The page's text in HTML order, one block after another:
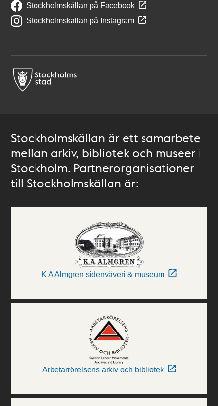
Stockholmskällan på Facebook
Stockholmskällan på Instagram
Stockholmskällan är ett samarbete
mellan arkiv, bibliotek och museer i
Stockholm. Partnerorganisationer
till Stockholmskällan är:
K A Almgren sidenväveri & museum
Arbetarrörelsens arkiv och bibliotek